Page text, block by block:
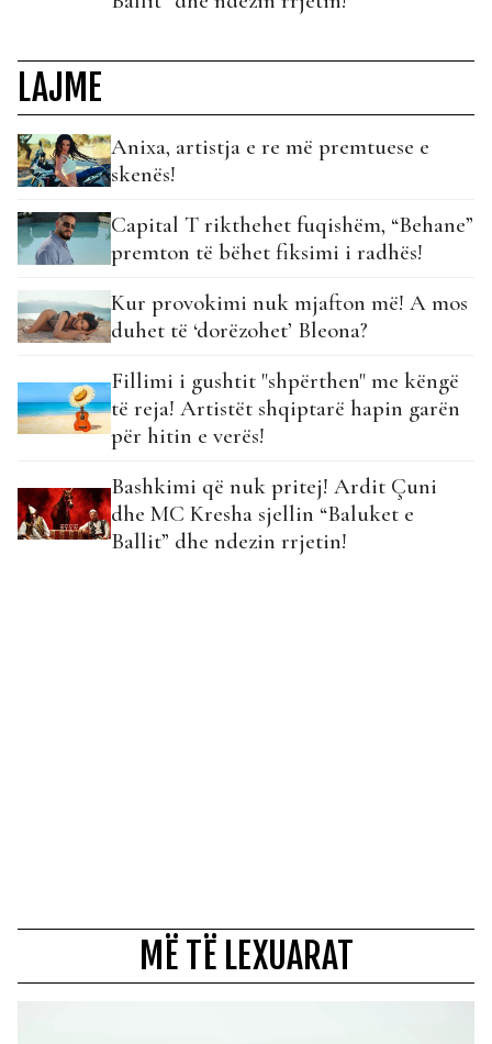
LAJME
Anixa, artistja e re më premtuese e
skenës!
Capital T rikthehet fuqishëm, “Behane”
premton të bëhet fiksimi i radhës!
Kur provokimi nuk mjafton më! A mos
duhet të ‘dorëzohet’ Bleona?
Fillimi i gushtit "shpërthen" me këngë
të reja! Artistët shqiptarë hapin garën
për hitin e verës!
Bashkimi që nuk pritej! Ardit Çuni
dhe MC Kresha sjellin “Baluket e
Ballit” dhe ndezin rrjetin!
MË TË LEXUARAT